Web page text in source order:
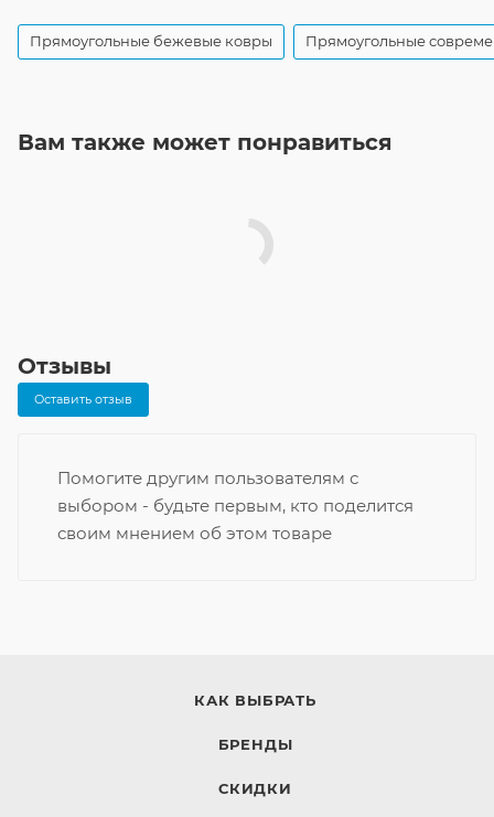
Прямоугольные бежевые ковры Прямоугольные
Вам также может понравиться
Отзывы
Оставить отзыв
Помогите другим пользователям с
выбором - будьте первым, кто поделится
своим мнением об этом товаре
КАК ВЫБРАТЬ
БРЕНДЫ
СКИДКИ